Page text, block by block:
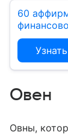
60
Узнать
Овен
Овны,